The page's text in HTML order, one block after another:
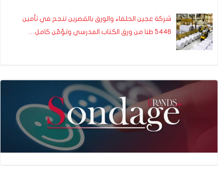
شركة عجين الحلفاء والورق بالقصرين تنجح في تأمين
5446 طنا من ورق الكتاب المدرسي وتؤمّن كامل…